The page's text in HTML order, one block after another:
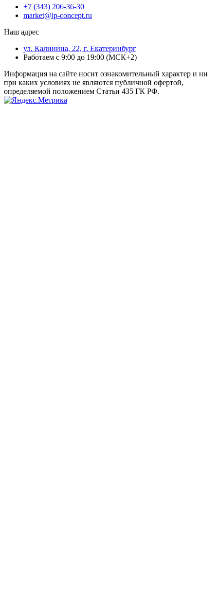
+7 (343) 206-36-30
market@ip-concept.ru
Наш адрес
ул. Калинина, 22, г. Екатеринбург
Работаем с 9:00 до 19:00 (МСК+2)
Информация на сайте носит ознакомительный характер и ни
при каких условиях не являются публичной офертой,
определяемой положением Статьи 435 ГК РФ.